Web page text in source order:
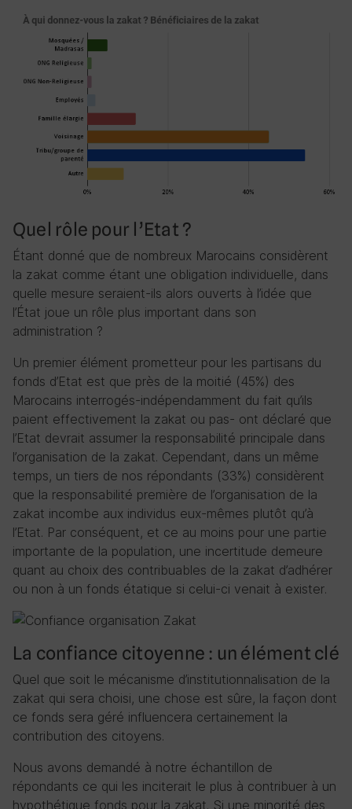
Quel rôle pour l’Etat ?
Étant donné que de nombreux Marocains considèrent
la zakat comme étant une obligation individuelle, dans
quelle mesure seraient-ils alors ouverts à l’idée que
l’État joue un rôle plus important dans son
administration ?
Un premier élément prometteur pour les partisans du
fonds d’Etat est que près de la moitié (45%) des
Marocains interrogés-indépendamment du fait qu’ils
paient effectivement la zakat ou pas- ont déclaré que
l’Etat devrait assumer la responsabilité principale dans
l’organisation de la zakat. Cependant, dans un même
temps, un tiers de nos répondants (33%) considèrent
que la responsabilité première de l’organisation de la
zakat incombe aux individus eux-mêmes plutôt qu’à
l’Etat. Par conséquent, et ce au moins pour une partie
importante de la population, une incertitude demeure
quant au choix des contribuables de la zakat d’adhérer
ou non à un fonds étatique si celui-ci venait à exister.
La confiance citoyenne : un élément clé
Quel que soit le mécanisme d’institutionnalisation de la
zakat qui sera choisi, une chose est sûre, la façon dont
ce fonds sera géré influencera certainement la
contribution des citoyens.
Nous avons demandé à notre échantillon de
répondants ce qui les inciterait le plus à contribuer à un
hypothétique fonds pour la zakat. Si une minorité des